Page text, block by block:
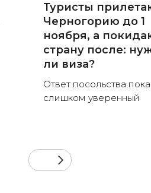
Туристы
Черногорию до 1
ноября, а
страну после:
ли виза?
Ответ посольства
слишком уверенный